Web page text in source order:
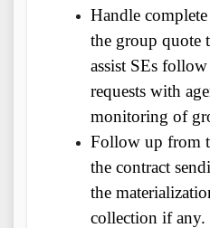
Handle
the group quote
assist SEs
requests with
monitoring of
Follow up from
the contract
the
collection if